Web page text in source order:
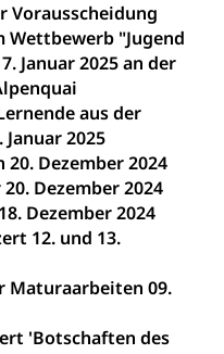
Vorausscheidung
Wettbewerb "Jugend
Januar 2025 an der
aus der
2025
20. Dezember 2024
Dezember 2024
Dezember 2024
12. und 13.
Maturaarbeiten 09.
'Botschaften des